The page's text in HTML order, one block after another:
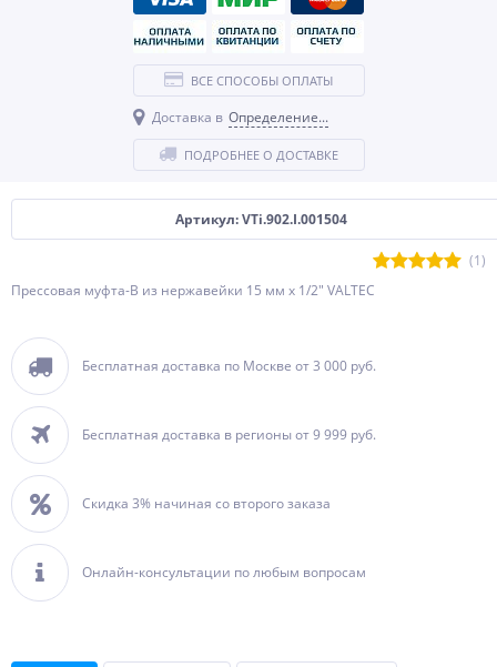
Артикул: VTi.902.I.001504
(1)
Прессовая муфта-В из нержавейки 15 мм х 1/2" VALTEC
Бесплатная доставка по Москве от 3 000 руб.
Бесплатная доставка в регионы от 9 999 руб.
Скидка 3% начиная со второго заказа
Онлайн-консультации по любым вопросам
ВСЕ СПОСОБЫ ОПЛАТЫ
Доставка в Определение...
ПОДРОБНЕЕ О ДОСТАВКЕ